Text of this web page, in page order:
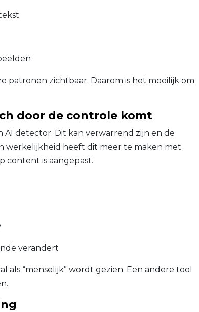
patronen zichtbaar. Daarom is het moeilijk om
door de controle komt
AI detector. Dit kan verwarrend zijn en de
werkelijkheid heeft dit meer te maken met
content is aangepast.
verandert
“menselijk” wordt gezien. Een andere tool